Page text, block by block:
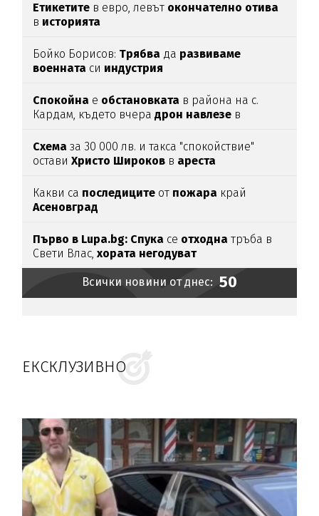
Етикетите в евро, левът окончателно отива
в историята
Бойко Борисов: Трябва да развиваме
военната си индустрия
Спокойна е обстановката в района на с.
Кардам, където вчерадрон навлезе в
Схема за 30 000 лв. и такса "спокойствие"
оставиХристо Широков в ареста
Какви са последиците от пожара край
Асеновград
Първо в Lupa.bg: Спука се отходна тръба в
Свети Влас,хората негодуват
Всички новини от днес: 50
ЕКСКЛУЗИВНО